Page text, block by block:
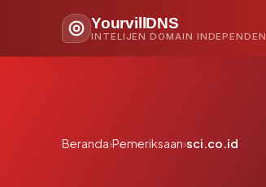
YourvillDNS
INTELIJEN DOMAIN INDEPENDEN
Beranda›Pemeriksaan›sci.co.id